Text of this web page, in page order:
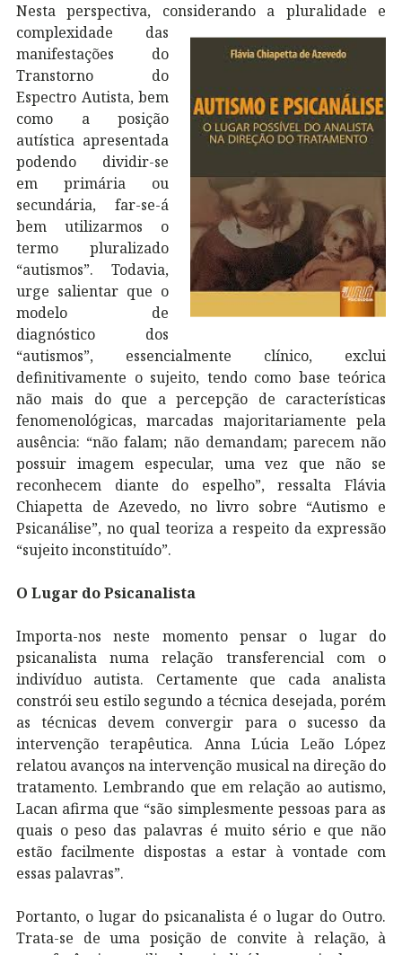
Nesta perspectiva, considerando a pluralidade e
complexidade das
manifestações do
Transtorno do
Espectro Autista, bem
como a posição
autística apresentada
podendo dividir-se
em primária ou
secundária, far-se-á
bem utilizarmos o
termo pluralizado
“autismos”. Todavia,
urge salientar que o
modelo de
diagnóstico dos
“autismos”, essencialmente clínico, exclui
definitivamente o sujeito, tendo como base teórica
não mais do que a percepção de características
fenomenológicas, marcadas majoritariamente pela
ausência: “não falam; não demandam; parecem não
possuir imagem especular, uma vez que não se
reconhecem diante do espelho”, ressalta Flávia
Chiapetta de Azevedo, no livro sobre “Autismo e
Psicanálise”, no qual teoriza a respeito da expressão
“sujeito inconstituído”.
O Lugar do Psicanalista
Importa-nos neste momento pensar o lugar do
psicanalista numa relação transferencial com o
indivíduo autista. Certamente que cada analista
constrói seu estilo segundo a técnica desejada, porém
as técnicas devem convergir para o sucesso da
intervenção terapêutica. Anna Lúcia Leão López
relatou avanços na intervenção musical na direção do
tratamento. Lembrando que em relação ao autismo,
Lacan afirma que “são simplesmente pessoas para as
quais o peso das palavras é muito sério e que não
estão facilmente dispostas a estar à vontade com
essas palavras”.
Portanto, o lugar do psicanalista é o lugar do Outro.
Trata-se de uma posição de convite à relação, à